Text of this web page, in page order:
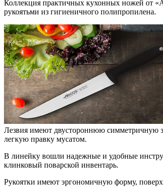
Коллекция практичных кухонных ножей от
рукоятьми из гигиеничного полипропилена.
Лезвия имеют двустороннюю симметричную
легкую правку мусатом.
В линейку вошли надежные и удобные
клинковый поварской инвентарь.
Рукоятки имеют эргономичную форму,